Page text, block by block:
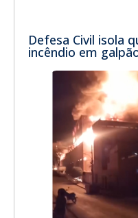
Defesa Civil isola
incêndio em